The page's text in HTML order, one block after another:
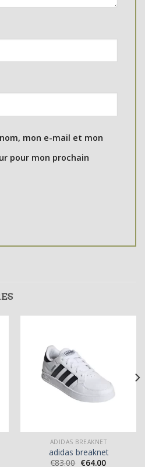
mon e-mail et mon
pour mon prochain
ADIDAS BREAKNET
adidas breaknet
€83.00 €64.00